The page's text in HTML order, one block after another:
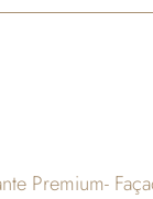
Premium-